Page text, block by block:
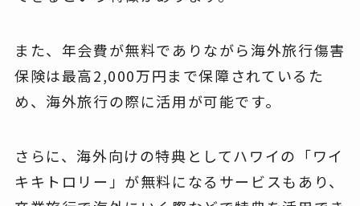
また、年会費が無料でありながら海外旅行傷害
保険は最高2,000万円まで保障されているた
め、海外旅行の際に活用が可能です。
さらに、海外向けの特典としてハワイの「ワイ
キキトロリー」が無料になるサービスもあり、